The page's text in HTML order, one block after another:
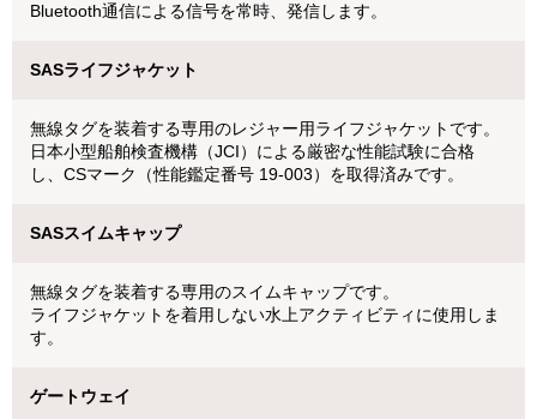
Bluetooth通信による信号を常時、発信します。
SASライフジャケット
無線タグを装着する専用のレジャー用ライフジャケットです。
日本小型船舶検査機構（JCI）による厳密な性能試験に合格
し、CSマーク（性能鑑定番号 19-003）を取得済みです。
SASスイムキャップ
無線タグを装着する専用のスイムキャップです。
ライフジャケットを着用しない水上アクティビティに使用しま
す。
ゲートウェイ